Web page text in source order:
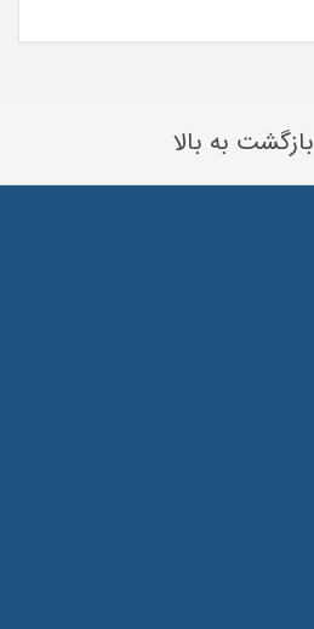
بازگشت به بالا